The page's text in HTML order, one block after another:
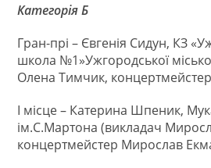
Категорія Б
Гран-прі – Євгенія Сидун, КЗ
школа №1»Ужгородської
Олена Тимчик,
І місце – Катерина Шпеник,
ім.С.Мартона (викладач
концертмейстер Мирослав